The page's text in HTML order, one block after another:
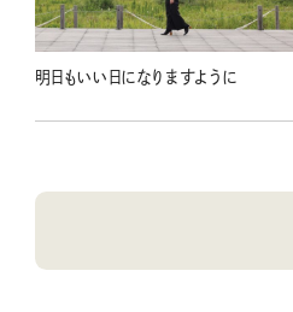
明日もいい日になりますように